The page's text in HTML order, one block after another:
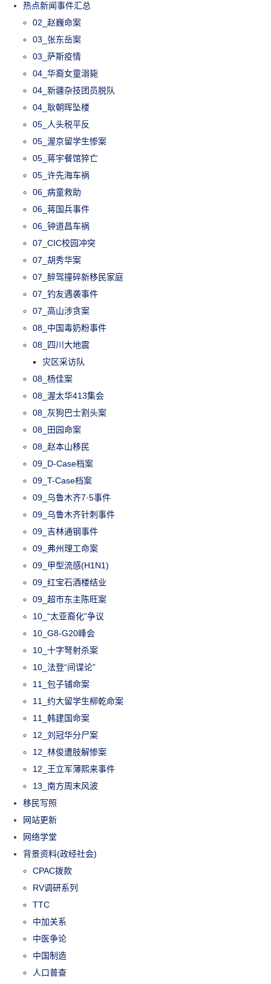
热点新闻事件汇总
02_赵巍命案
03_张东岳案
03_萨斯疫情
04_华裔女童溺毙
04_新疆杂技团员脱队
04_耿朝晖坠楼
05_人头税平反
05_渥京留学生惨案
05_蒋宇餐馆猝亡
05_许先海车祸
06_病童救助
06_蒋国兵事件
06_钟道昌车祸
07_CIC校园冲突
07_胡秀华案
07_醉驾撞碎新移民家庭
07_钓友遇袭事件
07_高山涉贪案
08_中国毒奶粉事件
08_四川大地震
灾区采访队
08_杨佳案
08_渥太华413集会
08_灰狗巴士割头案
08_田园命案
08_赵本山移民
09_D-Case档案
09_T-Case档案
09_乌鲁木齐7·5事件
09_乌鲁木齐针刺事件
09_吉林通钢事件
09_弗州理工命案
09_甲型流感(H1N1)
09_红宝石酒楼结业
09_超市东主陈旺案
10_“太亚裔化”争议
10_G8-G20峰会
10_十字弩射杀案
10_法登“间谍论”
11_包子铺命案
11_约大留学生柳乾命案
11_韩建国命案
12_刘冠华分尸案
12_林俊遭肢解惨案
12_王立军薄熙来事件
13_南方周末风波
移民写照
网站更新
网络学堂
背景资料(政经社会)
CPAC拨款
RV调研系列
TTC
中加关系
中医争论
中国制造
人口普查